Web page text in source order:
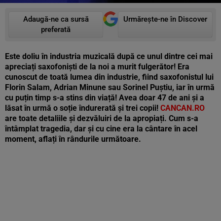
Adaugă-ne ca sursă
preferată
Urmărește-ne în Discover
Este doliu în industria muzicală după ce unul dintre cei mai
apreciați saxofoniști de la noi a murit fulgerător! Era
cunoscut de toată lumea din industrie, fiind saxofonistul lui
Florin Salam, Adrian Minune sau Sorinel Puștiu, iar în urmă
cu puțin timp s-a stins din viață! Avea doar 47 de ani și a
lăsat în urmă o soție îndurerată și trei copii! CANCAN.RO
are toate detaliile și dezvăluiri de la apropiați. Cum s-a
întâmplat tragedia, dar și cu cine era la cântare în acel
moment, aflați în rândurile următoare.